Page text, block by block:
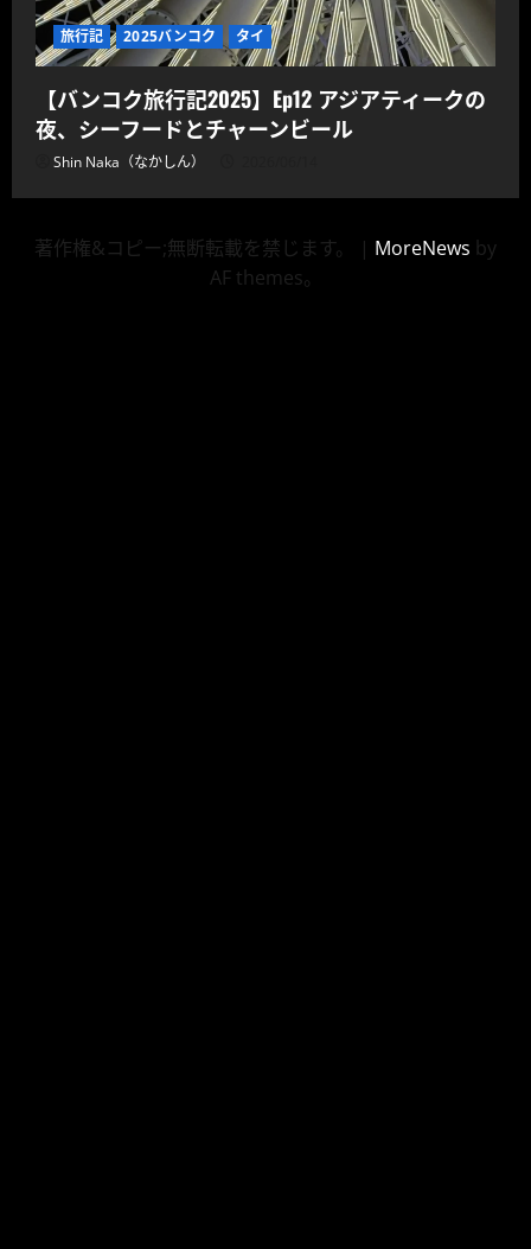
旅行記 2025バンコク タイ
【バンコク旅行記2025】Ep12 アジアティークの
夜、シーフードとチャーンビール
Shin Naka（なかしん）
著作権&コピー;無断転載を禁じます。 | MoreNews by
AF themes。